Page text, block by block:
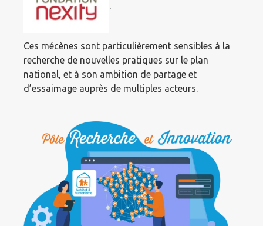
.
Ces mécènes sont particulièrement sensibles à la
recherche de nouvelles pratiques sur le plan
national, et à son ambition de partage et
d’essaimage auprès de multiples acteurs.